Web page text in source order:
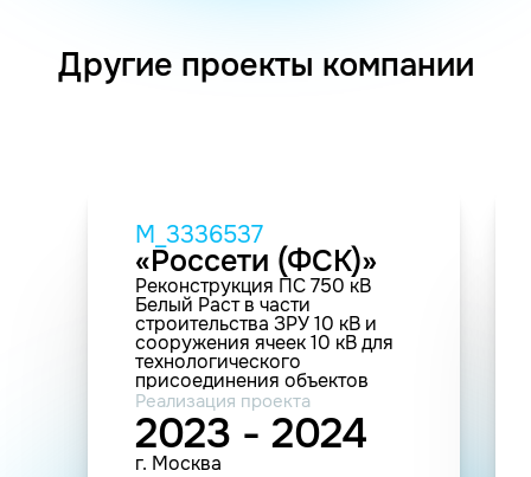
Другие проекты компании
M_3336537
«Россети (ФСК)»
Реконструкция ПС 750 кВ
Белый Раст в части
строительства ЗРУ 10 кВ и
сооружения ячеек 10 кВ для
технологического
присоединения объектов
энергопринимающих
устройств ПАО «Россети
Московский регион»
Реализация проекта
2023 - 2024
г. Москва